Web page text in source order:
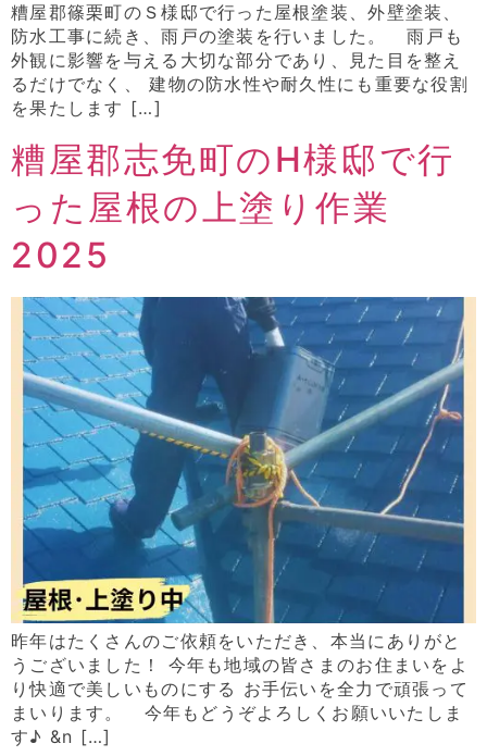
糟屋郡篠栗町のＳ様邸で行った屋根塗装、外壁塗装、
防水工事に続き、雨戸の塗装を行いました。 雨戸も
外観に影響を与える大切な部分であり、見た目を整え
るだけでなく、 建物の防水性や耐久性にも重要な役割
を果たします […]
糟屋郡志免町のH様邸で行
った屋根の上塗り作業
2025
昨年はたくさんのご依頼をいただき、本当にありがと
うございました！ 今年も地域の皆さまのお住まいをよ
り快適で美しいものにする お手伝いを全力で頑張って
まいります。 今年もどうぞよろしくお願いいたしま
す♪ &n […]